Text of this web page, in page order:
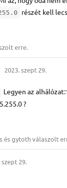
részét kell
erre.
2023. szept 29.
Legyen az
?
ésgytothválaszolt
szept 29.